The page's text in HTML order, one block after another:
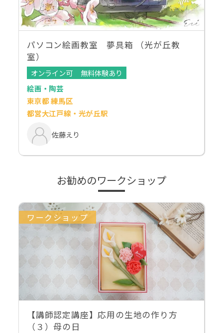
パソコン絵画教室 夢具箱 （光が丘教
室）
オンライン可
無料体験あり
絵画・陶芸
東京都 練馬区
都営大江戸線・光が丘駅
佐藤えり
お勧めのワークショップ
ワークショップ
【講師認定講座】応用の生地の作り方
（３）母の日